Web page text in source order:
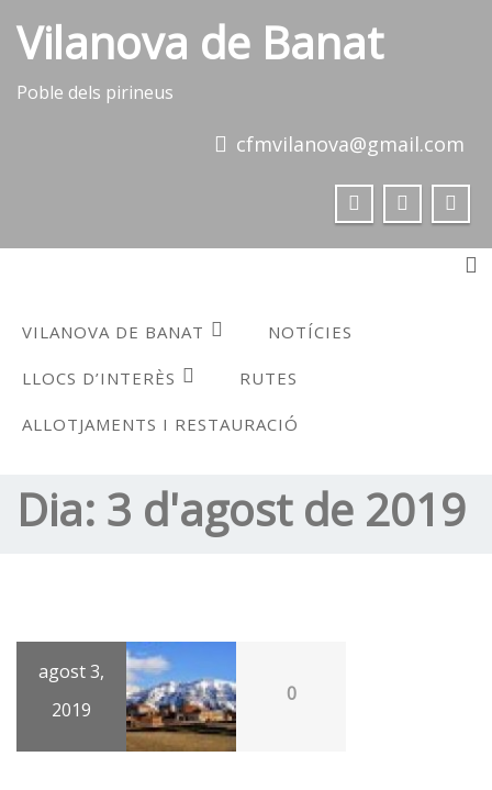
content
Vilanova de Banat
Poble dels pirineus
cfmvilanova@gmail.com
VILANOVA DE BANAT NOTÍCIES
LLOCS D’INTERÈS RUTES
ALLOTJAMENTS I RESTAURACIÓ
Dia: 3 d'agost de 2019
agost 3,
2019
0